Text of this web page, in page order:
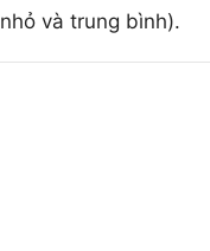
và trung bình).